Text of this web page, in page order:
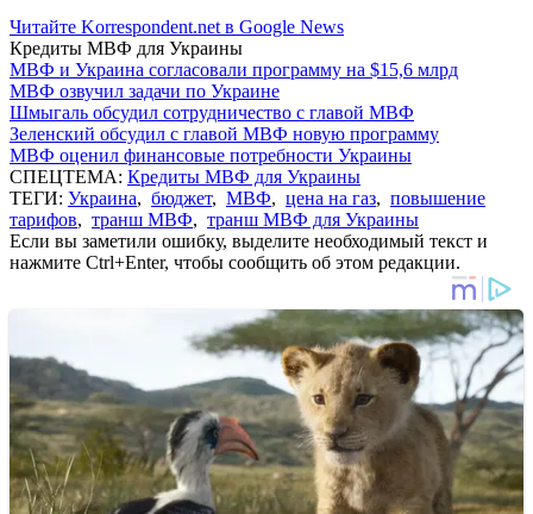
Читайте Korrespondent.net в Google News
Кредиты МВФ для Украины
МВФ и Украина согласовали программу на $15,6 млрд
МВФ озвучил задачи по Украине
Шмыгаль обсудил сотрудничество с главой МВФ
Зеленский обсудил с главой МВФ новую программу
МВФ оценил финансовые потребности Украины
СПЕЦТЕМА: Кредиты МВФ для Украины
ТЕГИ: Украина, бюджет, МВФ, цена на газ, повышение
тарифов, транш МВФ, транш МВФ для Украины
Если вы заметили ошибку, выделите необходимый текст и
нажмите Ctrl+Enter, чтобы сообщить об этом редакции.